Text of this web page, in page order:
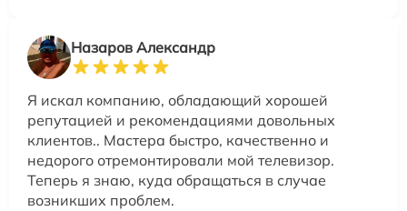
Назаров Александр
Я искал компанию, обладающий хорошей
репутацией и рекомендациями довольных
клиентов.. Мастера быстро, качественно и
недорого отремонтировали мой телевизор.
Теперь я знаю, куда обращаться в случае
возникших проблем.